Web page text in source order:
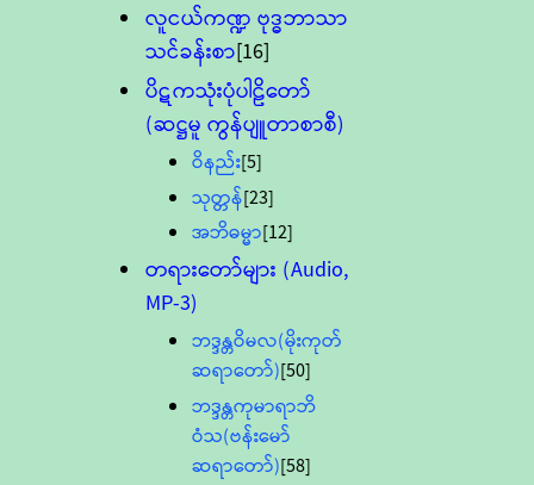
လူငယ်ကဏ္ဍ ဗုဒ္ဓဘာသာ
သင်ခန်းစာ[16]
ပိဋကသုံးပုံပါဠိတော်
(ဆဋ္ဌမူ ကွန်ပျူတာစာစီ)
ဝိနည်း[5]
သုတ္တန်[23]
အဘိဓမ္မာ[12]
တရားတော်များ (Audio,
MP-3)
ဘဒ္ဒန္တဝိမလ(မိုးကုတ်
ဆရာတော်)[50]
ဘဒ္ဒန္တကုမာရာဘိ
ဝံသ(ဗန်းမော်
ဆရာတော်)[58]